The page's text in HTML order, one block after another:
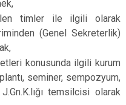
timler ile ilgili olarak
(Genel Sekreterlik)
konusunda ilgili kurum
seminer, sempozyum,
temsilcisi olarak